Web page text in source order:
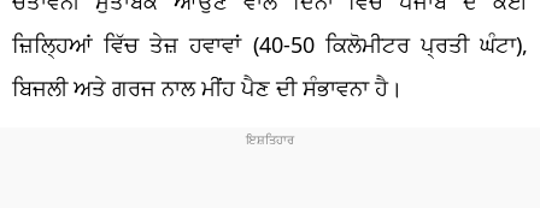
ਜ਼ਿਲ੍ਹਿਆਂ ਵਿੱਚ ਤੇਜ਼ ਹਵਾਵਾਂ (40-50 ਕਿਲੋਮੀਟਰ ਪ੍ਰਤੀ ਘੰਟਾ),
ਬਿਜਲੀ ਅਤੇ ਗਰਜ ਨਾਲ ਮੀਂਹ ਪੈਣ ਦੀ ਸੰਭਾਵਨਾ ਹੈ।